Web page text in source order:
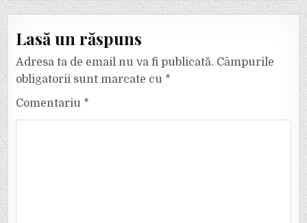
Lasă un răspuns
Adresa ta de email nu va fi publicată. Câmpurile
obligatorii sunt marcate cu *
Comentariu *